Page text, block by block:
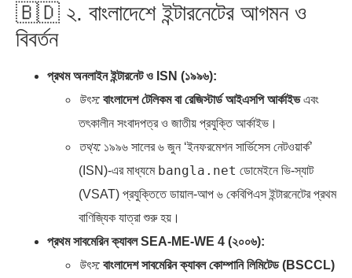
🇧🇩 ২. বাংলাদেশে ইন্টারনেটের আগমন ও
বিবর্তন
প্রথম অনলাইন ইন্টারনেট ও ISN (১৯৯৬):
উৎস: বাংলাদেশ টেলিকম বা রেজিস্টার্ড আইএসপি আর্কাইভএবং
তৎকালীন সংবাদপত্র ও জাতীয় প্রযুক্তি আর্কাইভ।
তথ্য: ১৯৯৬ সালের ৬ জুন ‘ইনফরমেশন সার্ভিসেস নেটওয়ার্ক’
(ISN)-এর মাধ্যমে bangla.net ডোমেইনে ভি-স্যাট
(VSAT) প্রযুক্তিতে ডায়াল-আপ ৬ কেবিপিএস ইন্টারনেটের প্রথম
বাণিজ্যিক যাত্রা শুরু হয়।
প্রথম সাবমেরিন ক্যাবল SEA-ME-WE 4 (২০০৬):
উৎস: বাংলাদেশ সাবমেরিন ক্যাবল কোম্পানি লিমিটেড (BSCCL)